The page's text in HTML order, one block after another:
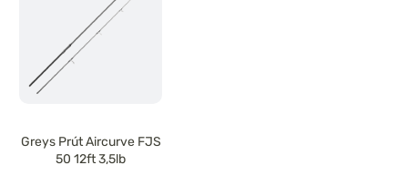
Greys Prút Aircurve FJS
50 12ft 3,5lb